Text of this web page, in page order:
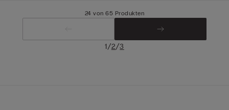
24 von 65 Produkten
1/2/3